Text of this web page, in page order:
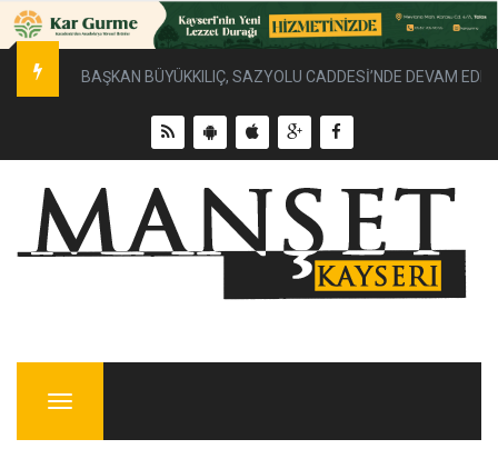
BAŞKAN BÜYÜKKILIÇ, SAZYOLU CADDESİ’NDE DEVAM
Menu